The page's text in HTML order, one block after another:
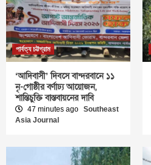
পার্বত্য চট্টগ্রাম
‘আদিবাসী’ দিবসে বান্দরবানে ১১
নৃ-গোষ্ঠীর বর্ণাঢ্য আয়োজন,
শান্তিচুক্তি বাস্তবায়নের দাবি
47 minutes ago Southeast
Asia Journal